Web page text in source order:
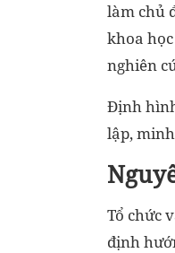
làm chủ
khoa
nghiên
Định
lập,
Tổ chức
định